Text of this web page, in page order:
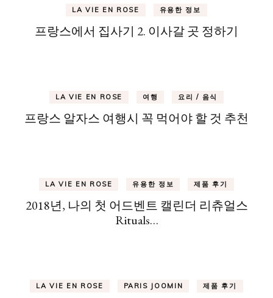
LA VIE EN ROSE 유용한 정보
프랑스에서 집사기 2. 이사갈 곳 정하기
LA VIE EN ROSE 여행 요리 / 음식
프랑스 알자스 여행시 꼭 먹어야 할 것 추천
LA VIE EN ROSE 유용한 정보 제품 후기
2018년, 나의 첫 어드벤트 캘린더 리츄얼스
Rituals…
LA VIE EN ROSE PARIS JOOMIN 제품 후기